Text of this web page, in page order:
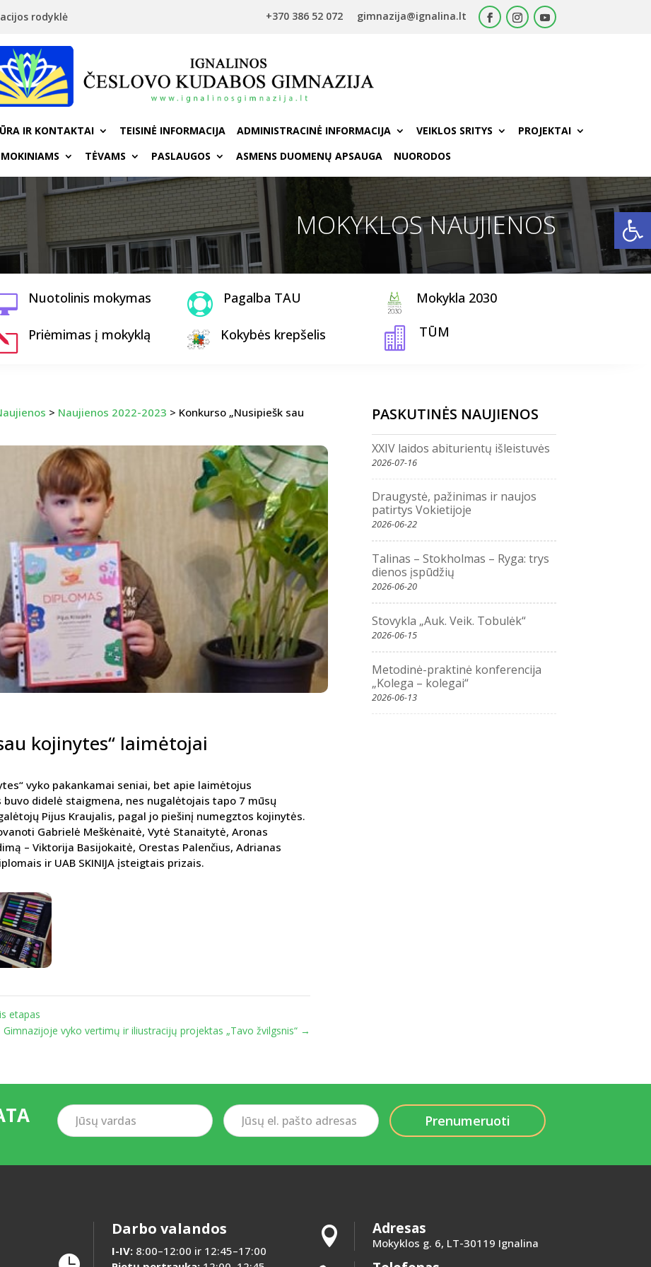
+370 386 52 072 gimnazija@ignalina.lt
rodyklė
IR KONTAKTAI TEISINĖ INFORMACIJA ADMINISTRACINĖ INFORMACIJA VEIKLOS SRITYS
PROJEKTAI
MOKINIAMS TĖVAMS PASLAUGOS ASMENS DUOMENŲ APSAUGA NUORODOS
MOKYKLOS NAUJIENOS
Nuotolinis mokymas
Priėmimas į mokyklą
 Pagalba TAU
Kokybės krepšelis
Mokykla 2030
 TŪM
> Naujienos 2022-2023 > Konkurso „Nusipiešk sau
kojinytes“ laimėtojai
vyko pakankamai seniai, bet apie laimėtojus
didelė staigmena, nes nugalėtojais tapo 7 mūsų
Pijus Kraujalis, pagal jo piešinį numegztos kojinytės.
Gabrielė Meškėnaitė, Vytė Stanaitytė, Aronas
– Viktorija Basijokaitė, Orestas Palenčius, Adrianas
ir UAB SKINIJA įsteigtais prizais.
etapas
Gimnazijoje vyko vertimų ir iliustracijų projektas „Tavo žvilgsnis“ →
PASKUTINĖS NAUJIENOS
XXIV laidos abiturientų išleistuvės
2026-07-16
Draugystė, pažinimas ir naujos
patirtys Vokietijoje
2026-06-22
Talinas – Stokholmas – Ryga: trys
dienos įspūdžių
2026-06-20
Stovykla „Auk. Veik. Tobulėk“
2026-06-15
Metodinė-praktinė konferencija
„Kolega – kolegai“
2026-06-13
Jūsų
vardas
Jūsų
el.
Darbo valandos
I-IV:8:00–12:00 ir 12:45–17:00
 Adresas
Mokyklos g. 6, LT-30119 Ignalina